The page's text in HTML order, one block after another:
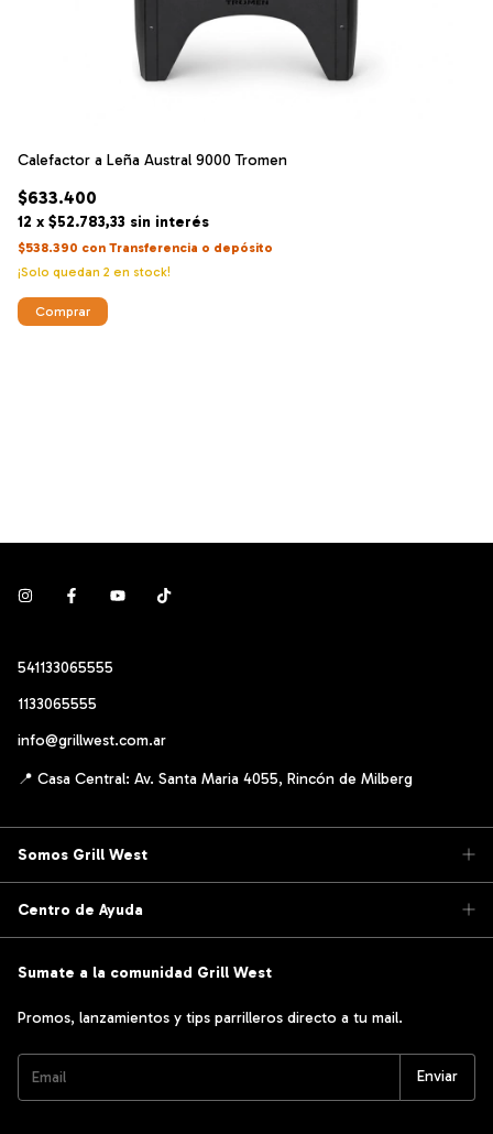
Calefactor a Leña Austral 9000 Tromen
$633.400
12 x $52.783,33 sin interés
$538.390 con Transferencia o depósito
¡Solo quedan 2 en stock!
541133065555
1133065555
info@grillwest.com.ar
Somos Grill West
Centro de Ayuda
Sumate a la comunidad Grill West
Promos, lanzamientos y tips parrilleros directo a tu mail.